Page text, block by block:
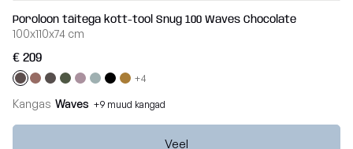
Poroloon täitega kott-tool Snug 100 Waves Chocolate
100x110x74 cm
€ 209
+4
Kangas Waves +9 muud kangad
Veel